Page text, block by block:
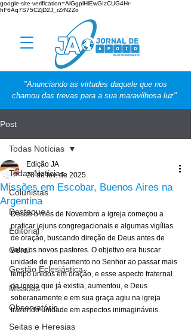
google-site-verification=AlGgplHlEwGIzCUG4Hr-
hF6Aq7S75CZjD2J_rZrN2Zo
"Anunciando as virtudes daquele que nos
chamou das trevas para a sua maravilhosa luz".
Post
Todas Notícias
Colunistas
Destaque
Editorial
Geral
Gestão Eclesiástica
Missões
Observatório
Seitas e Heresias
Todas Notícias
Missões em Escobar, Buenos Aires na
Argentina
Edição JA
28 de fev. de 2025
Desde o mês de Novembro a igreja começou a
praticar jejuns congregacionais e algumas vigílias
de oração, buscando direção de Deus antes de
votar os novos pastores. O objetivo era buscar
unidade de pensamento no Senhor ao passar mais
tempo unidos em oração, e esse aspecto fraternal
da igreja que já existia, aumentou, e Deus
soberanamente e em sua graça agiu na igreja
trazendo unidade em aspectos inimagináveis.